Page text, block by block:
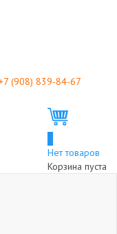
(908) 839-84-67
Нет товаров
Корзина пуста